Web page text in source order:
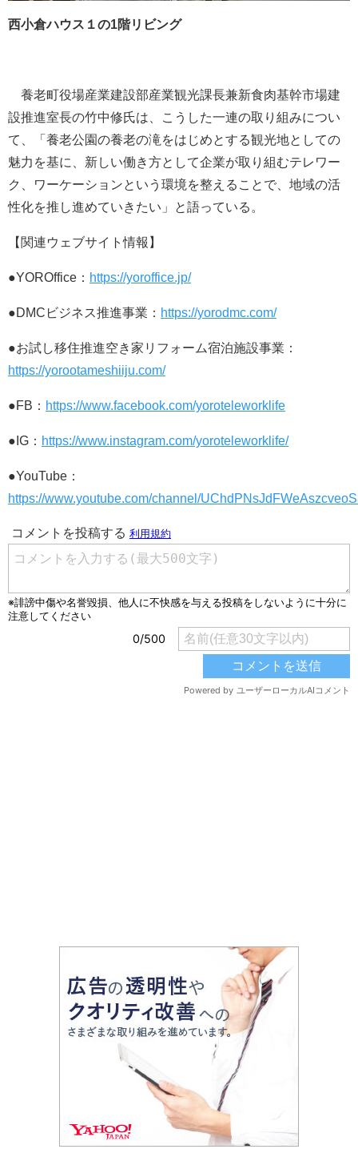
西小倉ハウス１の1階リビング
養老町役場産業建設部産業観光課長兼新食肉基幹市場建
設推進室長の竹中修氏は、こうした一連の取り組みについ
て、「養老公園の養老の滝をはじめとする観光地としての
魅力を基に、新しい働き方として企業が取り組むテレワー
ク、ワーケーションという環境を整えることで、地域の活
性化を推し進めていきたい」と語っている。
【関連ウェブサイト情報】
●YOROffice： https://yoroffice.jp/
●DMCビジネス推進事業： https://yorodmc.com/
●お試し移住推進空き家リフォーム宿泊施設事業：
https://yorootameshiiju.com/
●FB： https://www.facebook.com/yoroteleworklife
●IG： https://www.instagram.com/yoroteleworklife/
●YouTube：
https://www.youtube.com/channel/